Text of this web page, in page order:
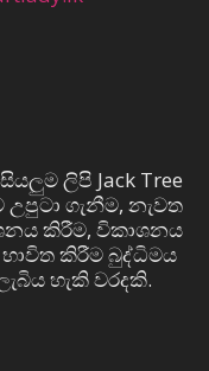
ලිපි Jack Tree
ගැනීම, නැවත
කිරීම, විකාශනය
කිරීම බුද්ධිමය
හැකි වරදකි.